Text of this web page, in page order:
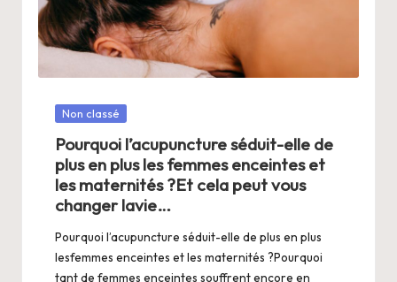
n
e
r
s
a
V
ie
Posté
Non classé
Pourquoi l’acupuncture séduit-elle de
plus en plus les femmes enceintes et
les maternités ?Et cela peut vous
changer lavie…
Pourquoi l’acupuncture séduit-elle de plus en plus
lesfemmes enceintes et les maternités ?Pourquoi
tant de femmes enceintes souffrent encore en